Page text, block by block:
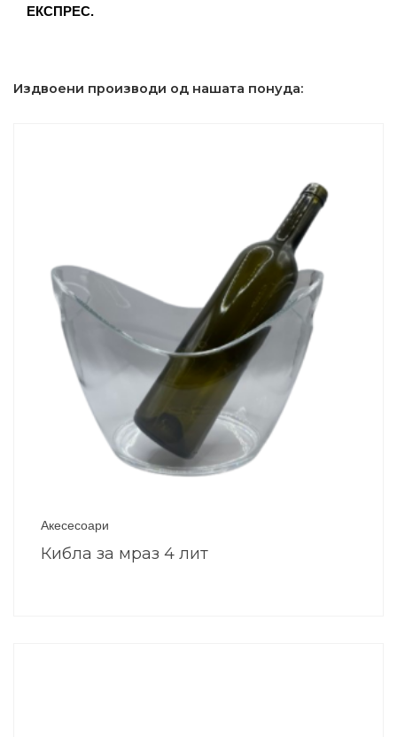
ЕКСПРЕС.
Издвоени производи од нашата понуда:
Акесесоари
Кибла за мраз 4 лит